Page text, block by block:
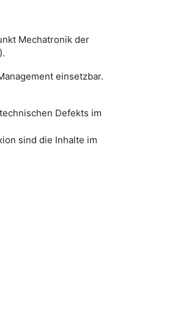
Mechatronik der
einsetzbar.
Defekts im
sind die Inhalte im